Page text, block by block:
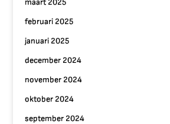
maart 2025
februari 2025
januari 2025
december 2024
november 2024
oktober 2024
september 2024